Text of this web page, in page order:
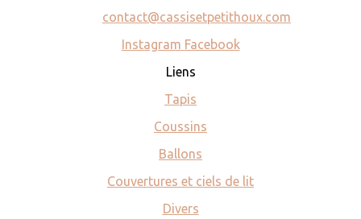
contact@cassisetpetithoux.com
Instagram Facebook
Liens
Tapis
Coussins
Ballons
Couvertures et ciels de lit
Divers